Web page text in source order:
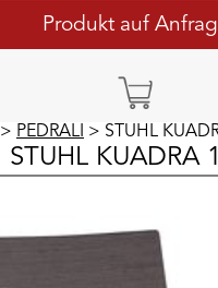
Produkt auf
> PEDRALI > STUHL
STUHL KUADRA